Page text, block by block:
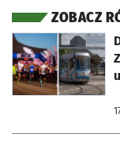
ZOBACZ
otworzy się w nowej